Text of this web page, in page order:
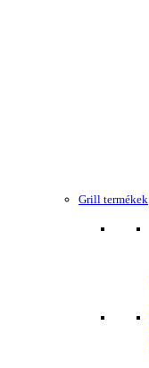
Grill termékek